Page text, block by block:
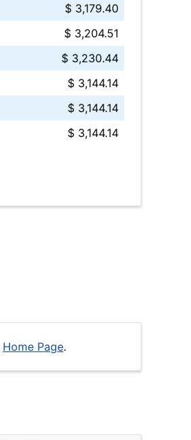
$ 3,179.40
$ 3,204.51
$ 3,230.44
$ 3,144.14
$ 3,144.14
$ 3,144.14
Home Page.